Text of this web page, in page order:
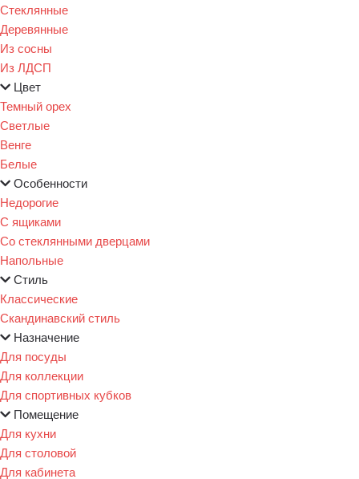
Стеклянные
Деревянные
Из сосны
Из ЛДСП
Цвет
Темный орех
Светлые
Венге
Белые
Особенности
Недорогие
С ящиками
Со стеклянными дверцами
Напольные
Стиль
Классические
Скандинавский стиль
Назначение
Для посуды
Для коллекции
Для спортивных кубков
Помещение
Для кухни
Для столовой
Для кабинета